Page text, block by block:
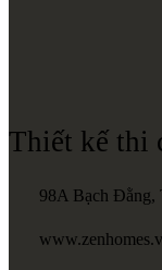
Thiết kế thi
98A Bạch Đằng,